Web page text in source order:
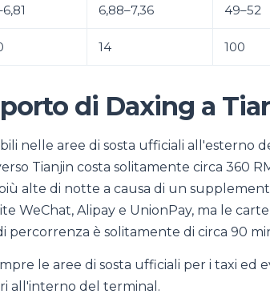
6,88–7,36 49–52
14 100
di Daxing a
nelle aree di sosta ufficiali all'esterno
Tianjin costa solitamente circa 360
alte di notte a causa di un
WeChat, Alipay e UnionPay, ma le
percorrenza è solitamente di circa 90
le aree di sosta ufficiali per i taxi ed
all'interno del terminal.